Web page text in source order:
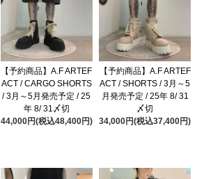
【予約商品】A.F ARTEF
ACT / CARGO SHORTS
/ 3月～5月発売予定 / 25
年 8/ 31〆切
44,000円(税込48,400円)
【予約商品】A.F ARTEF
ACT / SHORTS / 3月～5
月発売予定 / 25年 8/ 31
〆切
34,000円(税込37,400円)